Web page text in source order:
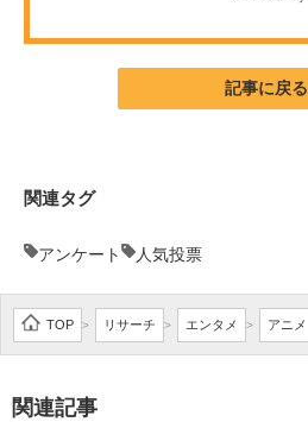
建設×テクノロジーの最前線記事に戻る
関連タグ
アンケート 人気投票
TOP > リサーチ > エンタメ > アニメ
関連記事